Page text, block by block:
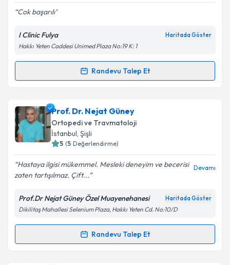
Kişisel verilerimin işlenmesine ilişkin
Metni'ni okudum ve kişisel verilerimin belirtilen
kapsamda işlenmesini kabul ediyorum.
Cok başarılı
I Clinic Fulya Haritada Göster
Hakkı Yeten Caddesi Unimed Plaza No:19 K: 1
Randevu Talep Et
Randevu Takvimi Talebi
Op. Dr. Deniz Algüniçin randevu takvimi talebi
oluşturun. Size bu uzmandan randevu almanız için bir
takvim hazırlandığında e-posta ile bilgilendireceğiz.
Kişisel verilerimin işlenmesine ilişkin
Aydınlatma
Metni'ni okudum ve kişisel verilerimin belirtilen
kapsamda işlenmesini kabul ediyorum.
Prof. Dr. Nejat Güney
Ortopedi ve Travmatoloji
İstanbul, Şişli
5 (5 Değerlendirme)
Hastaya ilgisi mükemmel. Mesleki deneyim ve becerisi
zaten tartışılmaz. Çift...
Devamı
Prof.Dr Nejat Güney Özel Muayenehanesi Haritada Göster
Dikilitaş Mahallesi Selenium Plaza, Hakkı Yeten Cd. No:10/D
Randevu Talep Et
Randevu Takvimi Talebi